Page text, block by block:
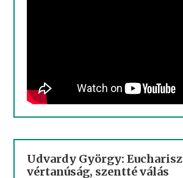
Udvardy György:
vértanúság, szentté válás